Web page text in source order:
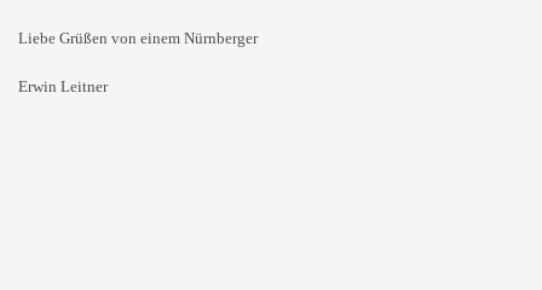
Liebe Grüßen von einem Nürnberger
Erwin Leitner